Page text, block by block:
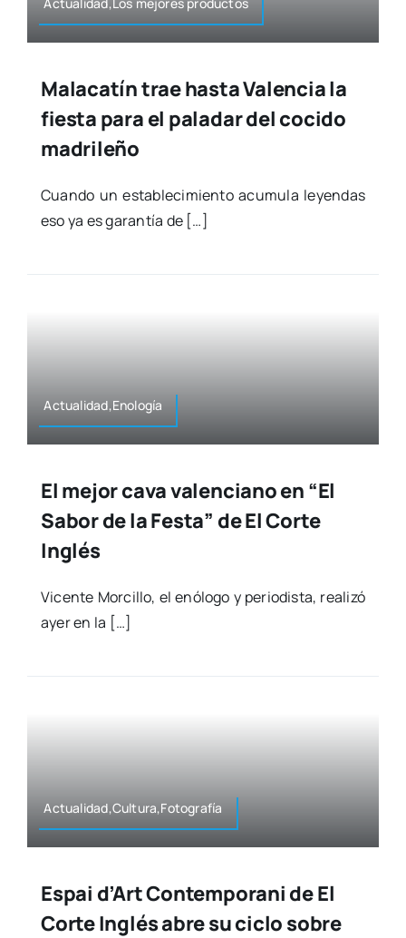
Malacatín trae hasta Valencia la
fiesta para el paladar del cocido
madrileño
Cuan­do un esta­ble­ci­mien­to acu­mu­la leyen­das
eso ya es garan­tía de […]
Actualidad,Enología
El mejor cava valenciano en “El
Sabor de la Festa” de El Corte
Inglés
Vicen­te Mor­ci­llo, el enó­lo­go y perio­dis­ta, reali­zó
ayer en la […]
Actualidad,Cultura,Fotografía
Espai d’Art Contemporani de El
Corte Inglés abre su ciclo sobre